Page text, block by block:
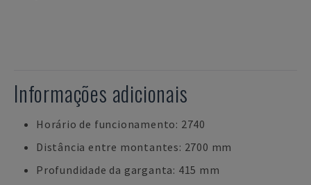
Informações adicionais
Horário de funcionamento: 2740
Distância entre montantes: 2700 mm
Profundidade da garganta: 415 mm